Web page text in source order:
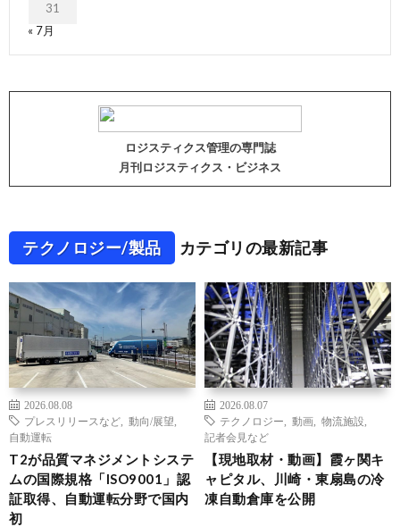
31
« 7月
ロジスティクス管理の専門誌
月刊ロジスティクス・ビジネス
テクノロジー/製品 カテゴリの最新記事
2026.08.08
プレスリリースなど
動向/展望
自動運転
T2が品質マネジメントシステ
ムの国際規格「ISO9001」認
証取得、自動運転分野で国内
初
2026.08.07
テクノロジー
動画 物流施設
記者会見など
【現地取材・動画】霞ヶ関キ
ャピタル、川崎・東扇島の冷
凍自動倉庫を公開